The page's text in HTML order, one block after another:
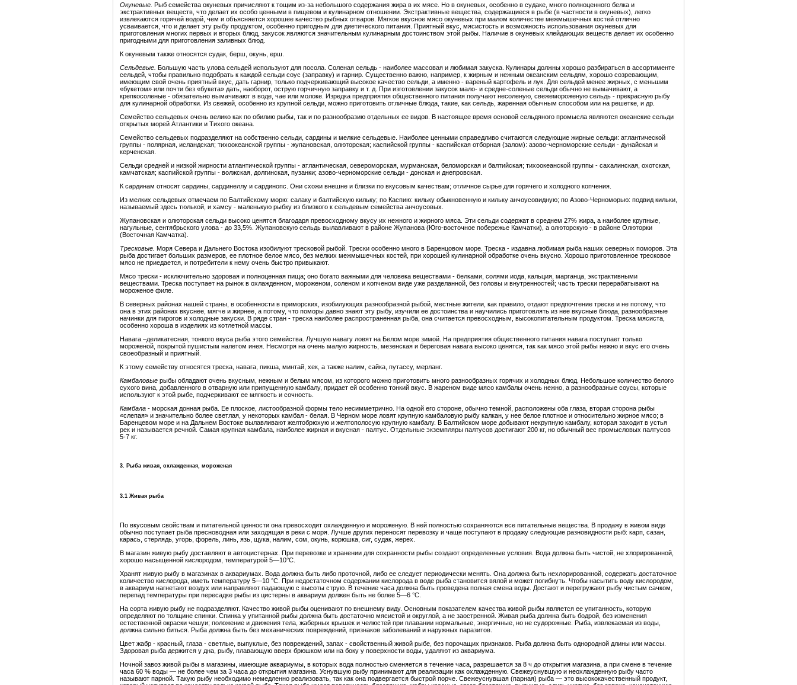
Окуневые. Рыб семейства окуневых причисляют к тощим из-за небольшого содержания жира в их мясе. Но в окуневых, особенно в судаке, много полноценного белка и
экстрактивных веществ, что делает их особо ценными в пищевом и кулинарном отношении. Экстрактивные вещества, содержащиеся в рыбе (в частности в окуневых), легко
извлекаются горячей водой, чем и объясняется хорошее качество рыбных отваров. Мягкое вкусное мясо окуневых при малом количестве межмышечных костей отлично
усваивается, что и делает эту рыбу продуктом, особенно пригодным для диетического питания. Приятный вкус, мясистость и возможность использования окуневых для
приготовления многих первых и вторых блюд, закусок являются значительным кулинарным достоинством этой рыбы. Наличие в окуневых клейдающих веществ делает их особенно
пригодными для приготовления заливных блюд.
К окуневым также относятся судак, берш, окунь, ерш.
Сельдевые. Большую часть улова сельдей используют для посола. Соленая сельдь - наиболее массовая и любимая закуска. Кулинары должны хорошо разбираться в ассортименте
сельдей, чтобы правильно подобрать к каждой сельди соус (заправку) и гарнир. Существенно важно, например, к жирным и нежным океанским сельдям, хорошо созревающим,
имеющим свой очень приятный вкус, дать гарнир, только подчеркивающий высокое качество сельди, а именно - вареный картофель и лук. Для сельдей менее жирных, с меньшим
«букетом» или почти без «букета» дать, наоборот, острую горчичную заправку и т. д. При изготовлении закусок мало- и средне-соленые сельди обычно не вымачивают, а
крепкосоленые - обязательно вымачивают в воде, чае или молоке. Изредка предприятия общественного питания получают несоленую, свежемороженую сельдь - прекрасную рыбу
для кулинарной обработки. Из свежей, особенно из крупной сельди, можно приготовить отличные блюда, такие, как сельдь, жаренная обычным способом или на решетке, и др.
Семейство сельдевых очень велико как по обилию рыбы, так и по разнообразию отдельных ее видов. В настоящее время основой сельдяного промысла являются океанские сельди
открытых морей Атлантики и Тихого океана.
Семейство сельдевых подразделяют на собственно сельди, сардины и мелкие сельдевые. Наиболее ценными справедливо считаются следующие жирные сельди: атлантической
группы - полярная, исландская; тихоокеанской группы - жупановская, олюторская; каспийской группы - каспийская отборная (залом): азово-черноморские сельди - дунайская и
керченская.
Сельди средней и низкой жирности атлантической группы - атлантическая, североморская, мурманская, беломорская и балтийская; тихоокеанской группы - сахалинская, охотская,
камчатская; каспийской группы - волжская, долгинская, пузанки; азово-черноморские сельди - донская и днепровская.
К сардинам относят сардины, сардинеллу и сардинопс. Они схожи внешне и близки по вкусовым качествам; отличное сырье для горячего и холодного копчения.
Из мелких сельдевых отмечаем по Балтийскому морю: салаку и балтийскую кильку; по Каспию: кильку обыкновенную и кильку анчоусовидную; по Азово-Черноморью: подвид кильки,
называемый здесь тюлькой, и хамсу - маленькую рыбку из близкого к сельдевым семейства анчоусовых.
Жупановская и олюторская сельди высоко ценятся благодаря превосходному вкусу их нежного и жирного мяса. Эти сельди содержат в среднем 27% жира, а наиболее крупные,
нагульные, сентябрьского улова - до 33,5%. Жупановскую сельдь вылавливают в районе Жупанова (Юго-восточное побережье Камчатки), а олюторскую - в районе Олюторки
(Восточная Камчатка).
Тресковые. Моря Севера и Дальнего Востока изобилуют тресковой рыбой. Трески особенно много в Баренцовом море. Треска - издавна любимая рыба наших северных поморов. Эта
рыба достигает больших размеров, ее плотное белое мясо, без мелких межмышечных костей, при хорошей кулинарной обработке очень вкусно. Хорошо приготовленное тресковое
мясо не приедается, и потребители к нему очень быстро привыкают.
Мясо трески - исключительно здоровая и полноценная пища; оно богато важными для человека веществами - белками, солями иода, кальция, марганца, экстрактивными
веществами. Треска поступает на рынок в охлажденном, мороженом, соленом и копченом виде уже разделанной, без головы и внутренностей; часть трески перерабатывают на
мороженое филе.
В северных районах нашей страны, в особенности в приморских, изобилующих разнообразной рыбой, местные жители, как правило, отдают предпочтение треске и не потому, что
она в этих районах вкуснее, мягче и жирнее, а потому, что поморы давно знают эту рыбу, изучили ее достоинства и научились приготовлять из нее вкусные блюда, разнообразные
начинки для пирогов и холодные закуски. В ряде стран - треска наиболее распространенная рыба, она считается превосходным, высокопитательным продуктом. Треска мясиста,
особенно хороша в изделиях из котлетной массы.
Навага –деликатесная, тонкого вкуса рыба этого семейства. Лучшую навагу ловят на Белом море зимой. На предприятия общественного питания навага поступает только
мороженой, покрытой пушистым налетом инея. Несмотря на очень малую жирность, мезенская и береговая навага высоко ценятся, так как мясо этой рыбы нежно и вкус его очень
своеобразный и приятный.
К этому семейству относятся треска, навага, пикша, минтай, хек, а также налим, сайка, путассу, мерланг.
Камбаловые рыбы обладают очень вкусным, нежным и белым мясом, из которого можно приготовить много разнообразных горячих и холодных блюд. Небольшое количество белого
сухого вина, добавленного в отварную или припущенную камбалу, придает ей особенно тонкий вкус. В жареном виде мясо камбалы очень нежно, а разнообразные соусы, которые
используют к этой рыбе, подчеркивают ее мягкость и сочность.
Камбала - морская донная рыба. Ее плоское, листообразной формы тело несимметрично. На одной его стороне, обычно темной, расположены оба глаза, вторая сторона рыбы
«слепая» и значительно более светлая, у некоторых камбал - белая. В Черном море ловят крупную камбаловую рыбу калкан, у нее белое плотное и относительно жирное мясо; в
Баренцевом море и на Дальнем Востоке вылавливают желтобрюхую и желтополосую крупную камбалу. В Балтийском море добывают некрупную камбалу, которая заходит в устья
рек и называется речной. Самая крупная камбала, наиболее жирная и вкусная - палтус. Отдельные экземпляры палтусов достигают 200 кг, но обычный вес промысловых палтусов
5-7 кг.
3. Рыба живая, охлажденная, мороженая
3.1 Живая рыба
По вкусовым свойствам и питательной ценности она превосходит охлажденную и мороженую. В ней полностью сохраняются все питательные вещества. В продажу в живом виде
обычно поступает рыба пресноводная или заходящая в реки с моря. Лучше других переносят перевозку и чаще поступают в продажу следующие разновидности рыб: карп, сазан,
карась, стерлядь, угорь, форель, линь, язь, щука, налим, сом, окунь, корюшка, сиг, судак, жерех.
В магазин живую рыбу доставляют в автоцистернах. При перевозке и хранении для сохранности рыбы создают определенные условия. Вода должна быть чистой, не хлорированной,
хорошо насыщенной кислородом, температурой 5—10°С.
Хранят живую рыбу в магазинах в аквариумах. Вода должна быть либо проточной, либо ее следует периодически менять. Она должна быть нехлорированной, содержать достаточное
количество кислорода, иметь температуру 5—10 °С. При недостаточном содержании кислорода в воде рыба становится вялой и может погибнуть. Чтобы насытить воду кислородом,
в аквариум нагнетают воздух или направляют падающую с высоты струю. В течение часа должна быть проведена полная смена воды. Достают и перегружают рыбу чистым сачком,
перепад температуры при пересадке рыбы из цистерны в аквариум должен быть не более 5—6 °С.
На сорта живую рыбу не подразделяют. Качество живой рыбы оценивают по внешнему виду. Основным показателем качества живой рыбы является ее упитанность, которую
определяют по толщине спинки. Спинка у упитанной рыбы должна быть достаточно мясистой и округлой, а не заостренной. Живая рыба должна быть бодрой, без изменения
естественной окраски чешуи; положение и движения тела, жаберных крышек и челюстей при плавании нормальные, энергичные, но не судорожные. Рыба, извлекаемая из воды,
должна сильно биться. Рыба должна быть без механических повреждений, признаков заболеваний и наружных паразитов.
Цвет жабр - красный, глаза - светлые, выпуклые, без повреждений, запах - свойственный живой рыбе, без порочащих признаков. Рыба должна быть однородной длины или массы.
Здоровая рыба держится у дна, рыбу, плавающую вверх брюшком или на боку у поверхности воды, удаляют из аквариума.
Ночной завоз живой рыбы в магазины, имеющие аквариумы, в которых вода полностью сменяется в течение часа, разрешается за 8 ч до открытия магазина, а при смене в течение
часа 60 % воды — не более чем за 3 часа до открытия магазина. Уснувшую рыбу принимают для реализации как охлажденную. Свежеуснувшую и неохлажденную рыбу часто
называют парной. Такую рыбу необходимо немедленно реализовать, так как она подвергается быстрой порче. Свежеуснувшая (парная) рыба — это высококачественный продукт,